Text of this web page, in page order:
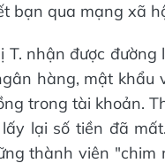
bạn qua mạng xã
T. nhận được
hàng, mật khẩu
trong tài khoản.
lại số tiền đã
thành viên "chim